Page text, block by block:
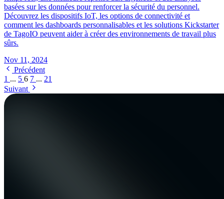
basées sur les données pour renforcer la sécurité du personnel.
Découvrez les dispositifs IoT, les options de connectivité et
comment les dashboards personnalisables et les solutions Kickstarter
de TagoIO peuvent aider à créer des environnements de travail plus
sûrs.
Nov 11, 2024
Précédent
1 ... 5 6 7 ... 21
Suivant